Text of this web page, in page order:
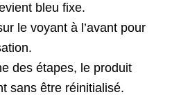
bleu fixe.
le voyant à l’avant pour
des étapes, le produit
sans être réinitialisé.